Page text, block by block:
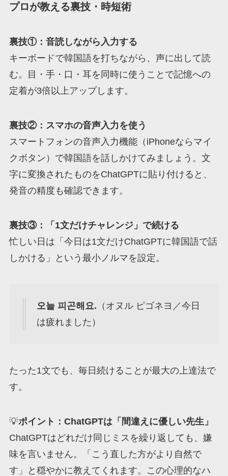
プロが教える裏技・時短術
裏技①：音読しながら入力する
キーボードで韓国語を打ちながら、声に出して読
む。目・手・口・耳を同時に使うことで記憶への
定着が3倍以上アップします。
裏技②：スマホの音声入力を使う
スマートフォンの音声入力機能（iPhoneならマイ
クボタン）で韓国語を話しかけてみましょう。文
字に変換されたものをChatGPTに貼り付けると、
発音の精度も確認できます。
裏技③：「1文だけチャレンジ」で続ける
忙しい日は「今日は1文だけChatGPTに韓国語で話
しかける」という最小ノルマを設定。
오늘 피곤해요. （オヌル ピゴネヨ／今日
は疲れました）
たった1文でも、毎日続けることが最大の上達法で
す。
💡ポイント：ChatGPTは「間違えに優しい先生」
ChatGPTはどれだけ同じミスを繰り返しても、嫌
味を言いません。「こう直した方がより自然で
す」と穏やかに教えてくれます。この心理的なハ